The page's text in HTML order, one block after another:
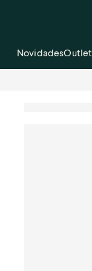
NovidadesOutlet